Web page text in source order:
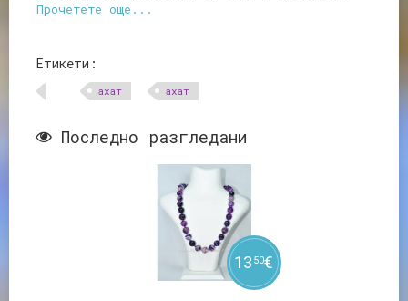
Прочетете още...
Етикети:
aхат ахат
Последно разгледани
13 50€